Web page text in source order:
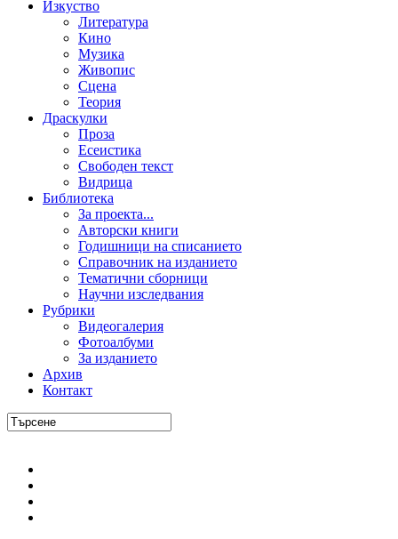
Изкуство
Литература
Кино
Музика
Живопис
Сцена
Теория
Драскулки
Проза
Есеистика
Свободен текст
Видрица
Библиотека
За проекта...
Авторски книги
Годишници на списанието
Справочник на изданието
Тематични сборници
Научни изследвания
Рубрики
Видеогалерия
Фотоалбуми
За изданието
Архив
Контакт